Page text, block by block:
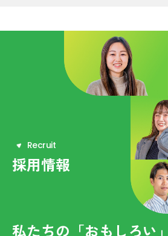
Recruit
採用情報
私たちの「おもしろい